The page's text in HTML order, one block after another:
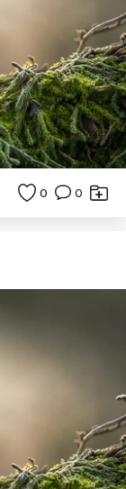
0 0